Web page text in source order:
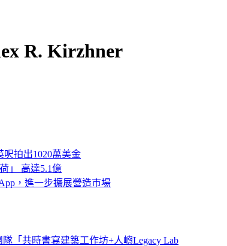
R. Kirzhner
拍出1020萬美金
」 高達5.1億
，進一步擴展營造市場
「共時書寫建築工作坊+人嶼Legacy Lab